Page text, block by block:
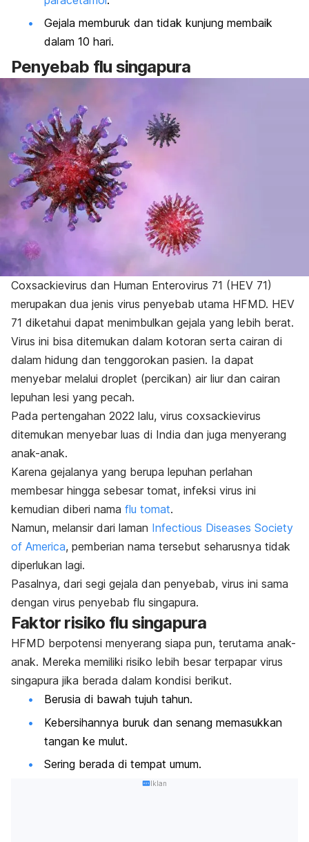
Gejala memburuk dan tidak kunjung membaik
dalam 10 hari.
Penyebab flu singapura
Coxsackievirus dan Human Enterovirus 71 (HEV 71)
merupakan dua jenis virus penyebab utama HFMD. HEV
71 diketahui dapat menimbulkan gejala yang lebih berat.
Virus ini bisa ditemukan dalam kotoran serta cairan di
dalam hidung dan tenggorokan pasien. Ia dapat
menyebar melalui droplet (percikan) air liur dan cairan
lepuhan lesi yang pecah.
Pada pertengahan 2022 lalu, virus coxsackievirus
ditemukan menyebar luas di India dan juga menyerang
anak-anak.
Karena gejalanya yang berupa lepuhan perlahan
membesar hingga sebesar tomat, infeksi virus ini
kemudian diberi nama flu tomat.
Namun, melansir dari laman Infectious Diseases Society
of America, pemberian nama tersebut seharusnya tidak
diperlukan lagi.
Pasalnya, dari segi gejala dan penyebab, virus ini sama
dengan virus penyebab flu singapura.
Faktor risiko flu singapura
HFMD berpotensi menyerang siapa pun, terutama anak-
anak. Mereka memiliki risiko lebih besar terpapar virus
singapura jika berada dalam kondisi berikut.
Berusia di bawah tujuh tahun.
Kebersihannya buruk dan senang memasukkan
tangan ke mulut.
Sering berada di tempat umum.
Iklan